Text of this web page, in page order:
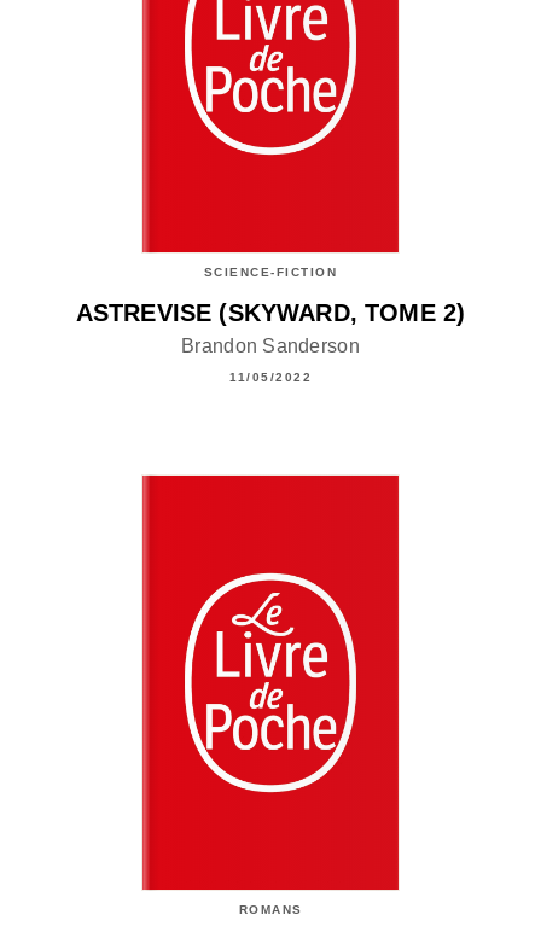
SCIENCE-FICTION
ASTREVISE (SKYWARD, TOME 2)
Brandon Sanderson
11/05/2022
ROMANS